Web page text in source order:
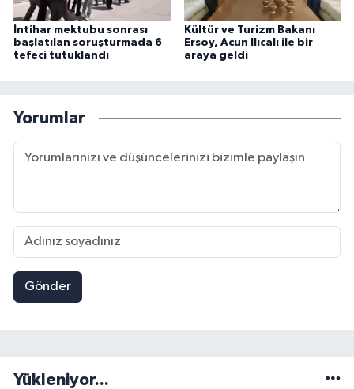
İntihar mektubu sonrası
başlatılan soruşturmada 6
tefeci tutuklandı
Kültür ve Turizm Bakanı
Ersoy, Acun Ilıcalı ile bir
araya geldi
Yorumlar
Gönder
Yükleniyor...